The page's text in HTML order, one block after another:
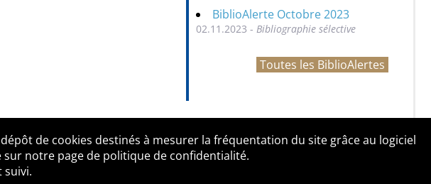
BiblioAlerte Octobre 2023
02.11.2023 - Bibliographie sélective
Toutes les BiblioAlertes
Politique de confidentialité Contact
de cookies destinés à mesurer la fréquentation du site grâce au logiciel
notre page de politique de confidentialité.
suivi.